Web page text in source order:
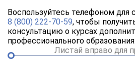
Воспользуйтесь телефоном для
8 (800) 222-70-59, чтобы
консультацию о курсах
профессионального образования.
Листай вправо для